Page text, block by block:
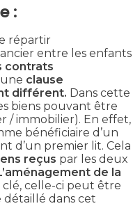
:
répartir
entre les enfants
contrats
clause
différent. Dans cette
biens pouvant être
/ immobilier). En effet,
bénéficiaire d’un
d’un premier lit. Cela
reçus par les deux
de la
celle-ci peut être
dans cet